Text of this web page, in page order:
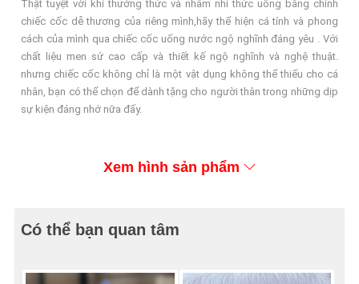
Thật tuyệt vời khi thưởng thức và nhâm nhi thức uống bằng chính
chiếc cốc dễ thương của riêng mình,hãy thể hiện cá tính và phong
cách của mình qua chiếc cốc uống nước ngộ nghĩnh đáng yêu . Với
chất liệu men sứ cao cấp và thiết kế ngộ nghĩnh và nghệ thuật.
nhưng chiếc cốc không chỉ là một vật dụng không thể thiếu cho cá
nhân, bạn có thể chọn để dành tặng cho người thân trong những dịp
sự kiện đáng nhớ nữa đấy.
Xem hình sản phẩm
Có thể bạn quan tâm